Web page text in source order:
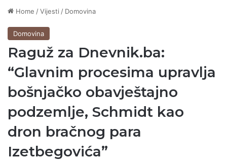
Home /Vijesti / Domovina
Domovina
Raguž za Dnevnik.ba:
“Glavnim procesima upravlja
bošnjačko obavještajno
podzemlje, Schmidt kao
dron bračnog para
Izetbegovića”